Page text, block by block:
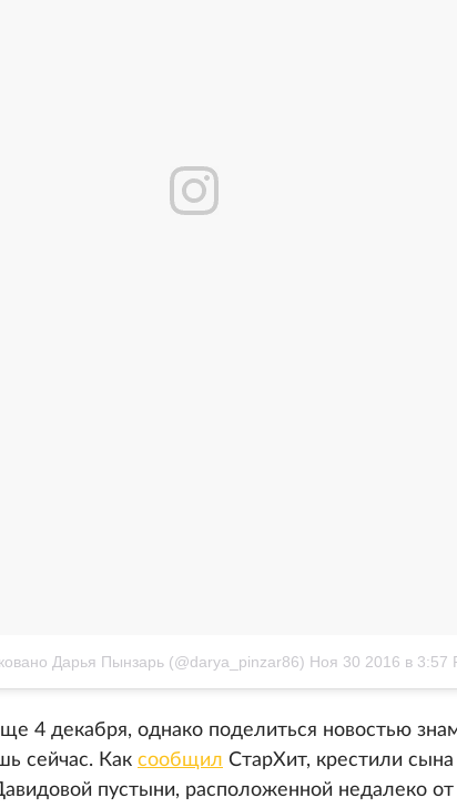
Дарья Пынзарь (@darya_pinzar86) Ноя 30 2016 в 3:57
4 декабря, однако поделиться новостью
сейчас. Как сообщил СтарХит, крестили
пустыни, расположенной недалеко от